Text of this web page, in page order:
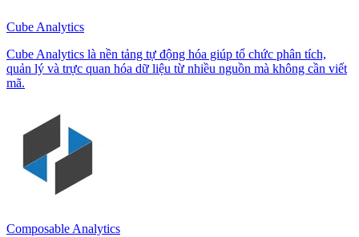
Cube Analytics
Cube Analytics là nền tảng tự động hóa giúp tổ chức phân tích,
quản lý và trực quan hóa dữ liệu từ nhiều nguồn mà không cần viết
mã.
Composable Analytics